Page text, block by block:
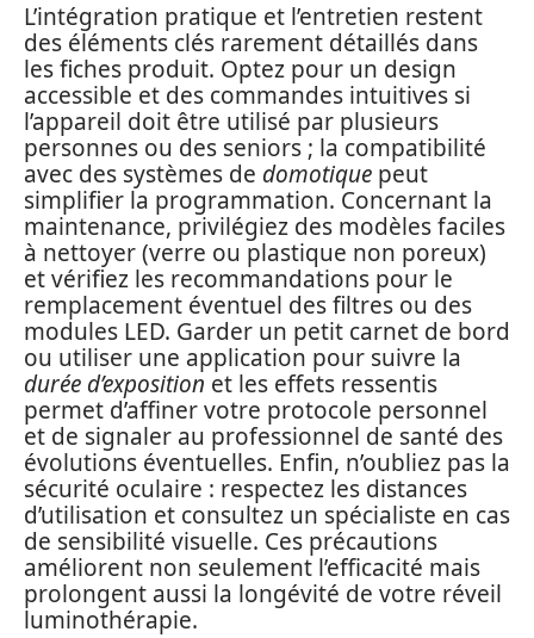
L’intégration pratique et l’entretien restent
des éléments clés rarement détaillés dans
les fiches produit. Optez pour un design
accessible et des commandes intuitives si
l’appareil doit être utilisé par plusieurs
personnes ou des seniors ; la compatibilité
avec des systèmes de domotique peut
simplifier la programmation. Concernant la
maintenance, privilégiez des modèles faciles
à nettoyer (verre ou plastique non poreux)
et vérifiez les recommandations pour le
remplacement éventuel des filtres ou des
modules LED. Garder un petit carnet de bord
ou utiliser une application pour suivre la
durée d’exposition et les effets ressentis
permet d’affiner votre protocole personnel
et de signaler au professionnel de santé des
évolutions éventuelles. Enfin, n’oubliez pas la
sécurité oculaire : respectez les distances
d’utilisation et consultez un spécialiste en cas
de sensibilité visuelle. Ces précautions
améliorent non seulement l’efficacité mais
prolongent aussi la longévité de votre réveil
luminothérapie.